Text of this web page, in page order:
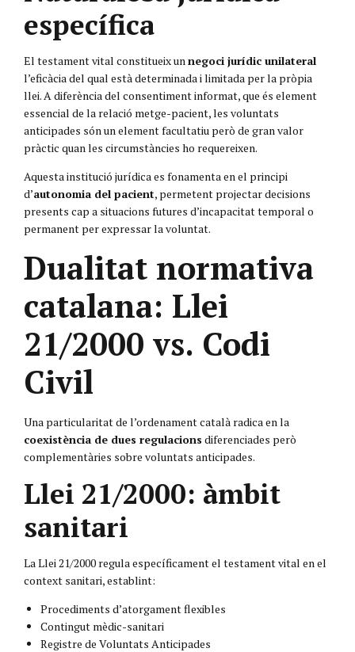
específica
El testament vital constitueix un negoci jurídic unilateral
l’eficàcia del qual està determinada i limitada per la pròpia
llei. A diferència del consentiment informat, que és element
essencial de la relació metge-pacient, les voluntats
anticipades són un element facultatiu però de gran valor
pràctic quan les circumstàncies ho requereixen.
Aquesta institució jurídica es fonamenta en el principi
d’autonomia del pacient, permetent projectar decisions
presents cap a situacions futures d’incapacitat temporal o
permanent per expressar la voluntat.
Dualitat normativa
catalana: Llei
21/2000 vs. Codi
Civil
Una particularitat de l’ordenament català radica en la
coexistència de dues regulacions diferenciades però
complementàries sobre voluntats anticipades.
Llei 21/2000: àmbit
sanitari
La Llei 21/2000 regula específicament el testament vital en el
context sanitari, establint:
Procediments d’atorgament flexibles
Contingut mèdic-sanitari
Registre de Voluntats Anticipades